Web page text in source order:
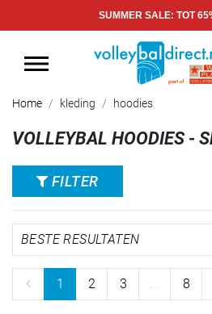
SUMMER SALE: TOT
Home kleding hoodies
VOLLEYBAL HOODIES -
FILTER
1 2 3 ... 8